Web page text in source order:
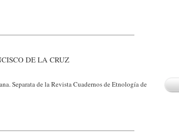
DE LA CRUZ
Separata de la Revista Cuadernos de Etnología de